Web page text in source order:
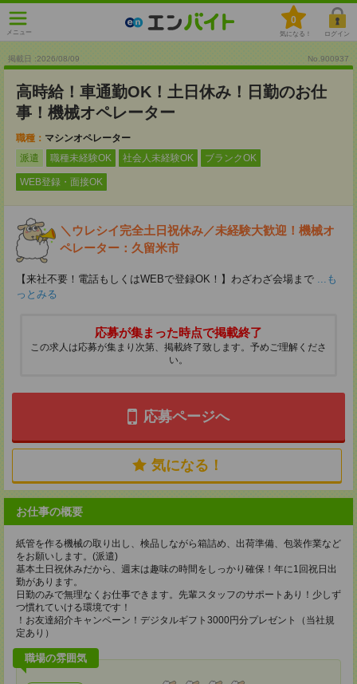
メニュー
0
気になる！ ログイン
掲載日 :2026/08/09 No.900937
高時給！車通勤OK！土日休み！日勤のお仕
事！機械オペレーター
職種： マシンオペレーター
派遣
職種未経験OK 社会人未経験OK ブランクOK
WEB登録・面接OK
＼ウレシイ完全土日祝休み／未経験大歓迎！機械オ
ペレーター：久留米市
【来社不要！電話もしくはWEBで登録OK！】わざわざ会場まで ...も
っとみる
応募が集まった時点で掲載終了
この求人は応募が集まり次第、掲載終了致します。予めご理解くださ
い。
応募ページへ
気になる！
お仕事の概要
紙管を作る機械の取り出し、検品しながら箱詰め、出荷準備、包装作業など
をお願いします。(派遣)
基本土日祝休みだから、週末は趣味の時間をしっかり確保！年に1回祝日出
勤があります。
日勤のみで無理なくお仕事できます。先輩スタッフのサポートあり！少しず
つ慣れていける環境です！
！お友達紹介キャンペーン！デジタルギフト3000円分プレゼント（当社規
定あり）
職場の雰囲気